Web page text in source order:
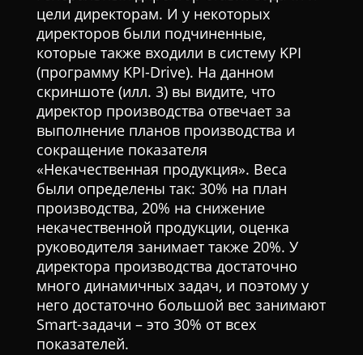
цели директорам. И у некоторых
директоров были подчиненные,
которые также входили в систему KPI
(программу KPI-Drive). На данном
скриншоте (илл. 3) вы видите, что
директор производства отвечает за
выполнение планов производства и
сокращение показателя
«Некачественная продукция». Веса
были определены так: 30% на план
производства, 20% на снижение
некачественной продукции, оценка
руководителя занимает также 20%. У
директора производства достаточно
много динамичных задач, и поэтому у
него достаточно большой вес занимают
Smart-задачи – это 30% от всех
показателей.